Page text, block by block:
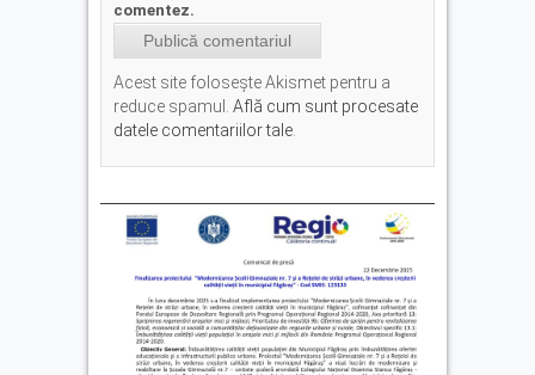
comentez.
Acest site folosește Akismet pentru a
reduce spamul. Află cum sunt procesate
datele comentariilor tale.